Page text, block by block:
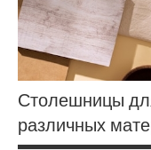
Столешницы
различных